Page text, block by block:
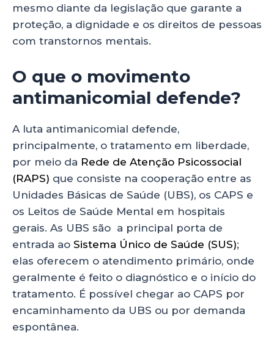
mesmo diante da legislação que garante a
proteção, a dignidade e os direitos de pessoas
com transtornos mentais.
O que o movimento
antimanicomial defende?
A luta antimanicomial defende,
principalmente, o tratamento em liberdade,
por meio da Rede de Atenção Psicossocial
(RAPS) que consiste na cooperação entre as
Unidades Básicas de Saúde (UBS), os CAPS e
os Leitos de Saúde Mental em hospitais
gerais. As UBS são a principal porta de
entrada ao Sistema Único de Saúde (SUS);
elas oferecem o atendimento primário, onde
geralmente é feito o diagnóstico e o início do
tratamento. É possível chegar ao CAPS por
encaminhamento da UBS ou por demanda
espontânea.